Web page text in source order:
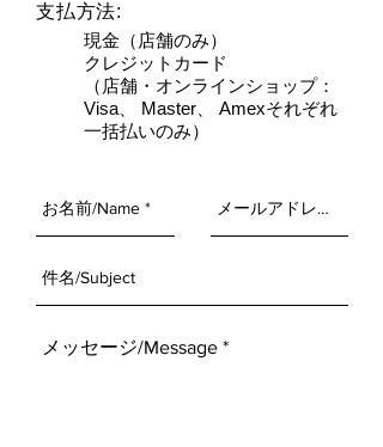
支払方法:
現金（店舗のみ）
クレジットカード
（店舗・オンラインショップ：
Visa、 Master、 Amexそれぞれ
一括払いのみ）